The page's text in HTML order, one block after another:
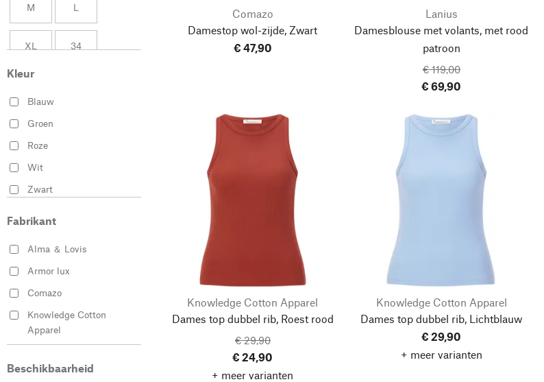
M L
XL 34
40
Kleur
Blauw
Groen
Roze
Wit
Zwart
Fabrikant
Alma ＆ Lovis
Armor lux
Comazo
Knowledge Cotton
Apparel
Rifò
Beschikbaarheid
Comazo
Damestop wol-zijde, Zwart
€ 47,90
Lanius
Damesblouse met volants, met rood
patroon
€ 119,00
€ 69,90
Knowledge Cotton Apparel
Dames top dubbel rib, Roest rood
€ 29,90
€ 24,90
+ meer varianten
Knowledge Cotton Apparel
Dames top dubbel rib, Lichtblauw
€ 29,90
+ meer varianten